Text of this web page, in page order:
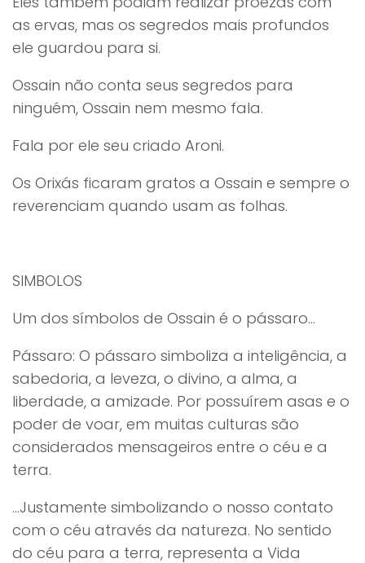
as ervas, mas os segredos mais profundos
ele guardou para si.
Ossain não conta seus segredos para
ninguém, Ossain nem mesmo fala.
Fala por ele seu criado Aroni.
Os Orixás ficaram gratos a Ossain e sempre o
reverenciam quando usam as folhas.
SIMBOLOS
Um dos símbolos de Ossain é o pássaro…
Pássaro: O pássaro simboliza a inteligência, a
sabedoria, a leveza, o divino, a alma, a
liberdade, a amizade. Por possuírem asas e o
poder de voar, em muitas culturas são
considerados mensageiros entre o céu e a
terra.
…Justamente simbolizando o nosso contato
com o céu através da natureza. No sentido
do céu para a terra, representa a Vida